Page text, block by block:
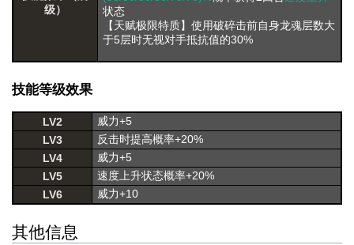
级）
状态
【天赋极限特质】使用破碎击前自身龙魂层数大
于5层时无视对手抵抗值的30%
技能等级效果
LV2
威力+5
LV3
反击时提高概率+20%
LV4
威力+5
LV5
速度上升状态概率+20%
LV6
威力+10
其他信息